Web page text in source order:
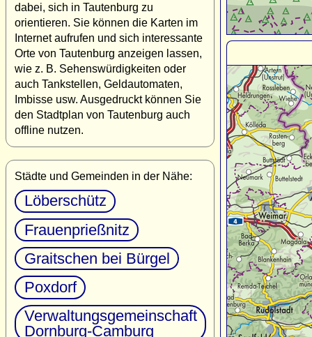
dabei, sich in Tautenburg zu
orientieren. Sie können die Karten im
Internet aufrufen und sich interessante
Orte von Tautenburg anzeigen lassen,
wie z. B. Sehenswürdigkeiten oder
auch Tankstellen, Geldautomaten,
Imbisse usw. Ausgedruckt können Sie
den Stadtplan von Tautenburg auch
offline nutzen.
Städte und Gemeinden in der Nähe:
Löberschütz
Frauenprießnitz
Graitschen bei Bürgel
Poxdorf
Verwaltungsgemeinschaft
Dornburg-Camburg